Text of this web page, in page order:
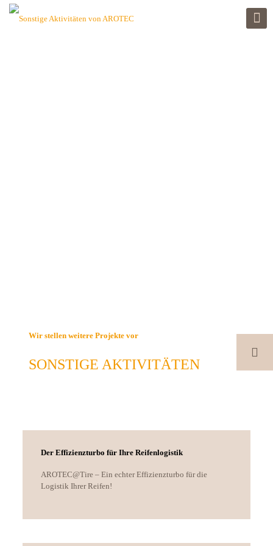
Wir stellen weitere Projekte vor
SONSTIGE AKTIVITÄTEN
Der Effizienzturbo für Ihre Reifenlogistik
AROTEC@Tire – Ein echter Effizienzturbo für die
Logistik Ihrer Reifen!